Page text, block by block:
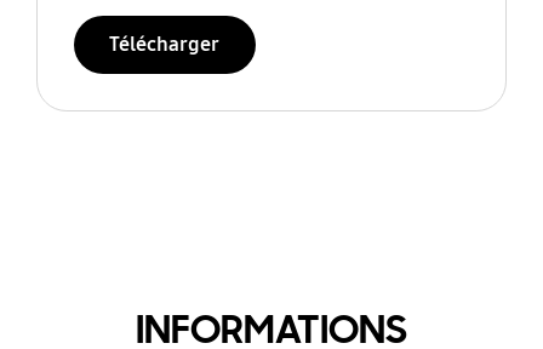
Télécharger
INFORMATIONS